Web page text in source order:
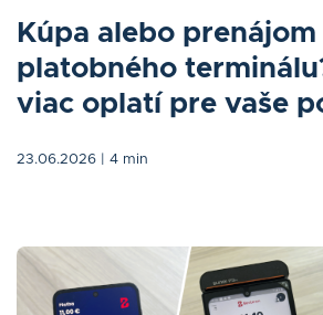
Kúpa alebo prenájom
platobného
viac oplatí pre vaše
23.06.2026 | 4 min